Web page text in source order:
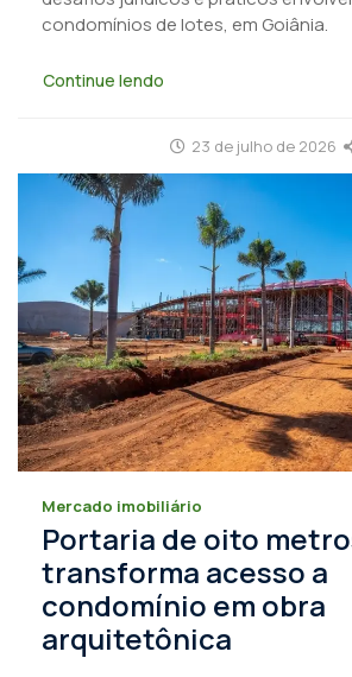
condomínios de lotes, em Goiânia.
Continue lendo
23 de julho de 2026
Mercado imobiliário
Portaria de oito
transforma acesso a
condomínio em obra
arquitetônica